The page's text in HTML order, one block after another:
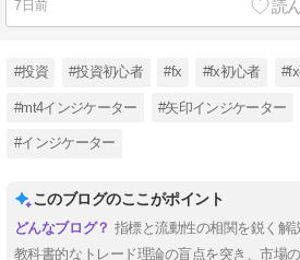
7日前
#投資 #投資初心者 #fx #fx初心者
#mt4インジケーター #矢印インジケーター
#インジケーター
このブログのここがポイント
指標と流動性の相関を鋭く解
教科書的なトレード理論の盲点を突き、市場